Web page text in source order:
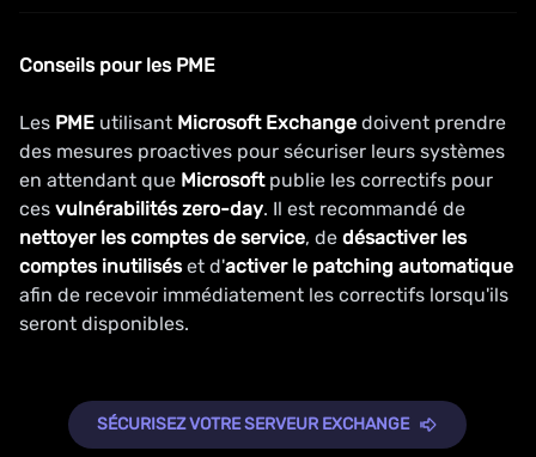
Conseils pour les PME
Les PME utilisant Microsoft Exchange doivent prendre
des mesures proactives pour sécuriser leurs systèmes
en attendant que Microsoftpublie les correctifs pour
ces vulnérabilités zero-day. Il est recommandé de
nettoyer les comptes de service, de désactiver les
comptes inutiliséset d'activer le patching automatique
afin de recevoir immédiatement les correctifs lorsqu'ils
seront disponibles.
SÉCURISEZ VOTRE SERVEUR EXCHANGE